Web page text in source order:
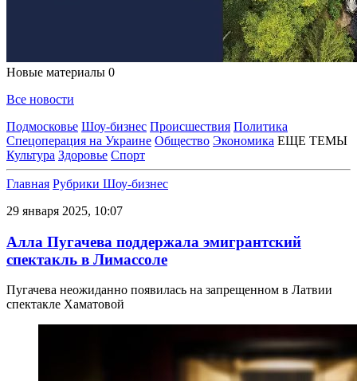
Новые материалы 0
Все новости
Подмосковье Шоу-бизнес Происшествия Политика
Спецоперация на Украине Общество Экономика ЕЩЕ ТЕМЫ
Культура Здоровье Спорт
Главная Рубрики Шоу-бизнес
29 января 2025, 10:07
Алла Пугачева поддержала эмигрантский
спектакль в Лимассоле
Пугачева неожиданно появилась на запрещенном в Латвии
спектакле Хаматовой